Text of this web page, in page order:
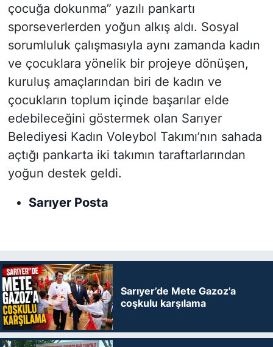
çocuğa dokunma” yazılı pankartı
sporseverlerden yoğun alkış aldı. Sosyal
sorumluluk çalışmasıyla aynı zamanda kadın
ve çocuklara yönelik bir projeye dönüşen,
kuruluş amaçlarından biri de kadın ve
çocukların toplum içinde başarılar elde
edebileceğini göstermek olan Sarıyer
Belediyesi Kadın Voleybol Takımı’nın sahada
açtığı pankarta iki takımın taraftarlarından
yoğun destek geldi.
Sarıyer Posta
Sarıyer’de Mete Gazoz'a
coşkulu karşılama
YAŞAM